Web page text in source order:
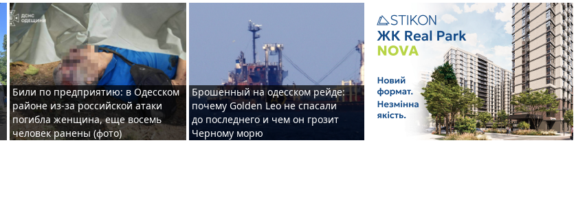
Били по предприятию: в Одесском
районе из-за российской атаки
погибла женщина, еще восемь
человек ранены (фото)
Брошенный на одесском рейде:
почему Golden Leo не спасали
до последнего и чем он грозит
Черному морю